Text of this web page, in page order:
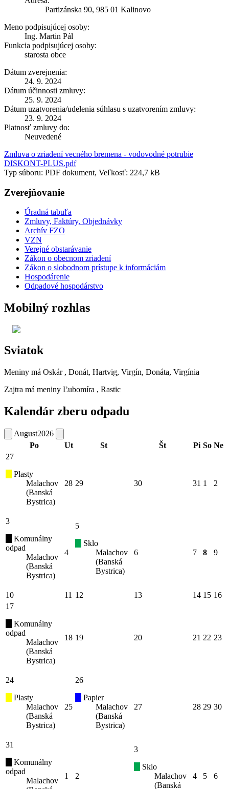
Partizánska 90, 985 01 Kalinovo
Meno podpisujúcej osoby:
Ing. Martin Pál
Funkcia podpisujúcej osoby:
starosta obce
Dátum zverejnenia:
24. 9. 2024
Dátum účinnosti zmluvy:
25. 9. 2024
Dátum uzatvorenia/udelenia súhlasu s uzatvorením zmluvy:
23. 9. 2024
Platnosť zmluvy do:
Neuvedené
Zmluva o zriadení vecného bremena - vodovodné potrubie
DISKONT-PLUS.pdf
Typ súboru: PDF dokument, Veľkosť: 224,7 kB
Zverejňovanie
Úradná tabuľa
Zmluvy, Faktúry, Objednávky
Archív FZO
VZN
Verejné obstarávanie
Zákon o obecnom zriadení
Zákon o slobodnom prístupe k informáciám
Hospodárenie
Odpadové hospodárstvo
Mobilný rozhlas
Sviatok
Meniny má Oskár , Donát, Hartvig, Virgín, Donáta, Virgínia
Zajtra má meniny Ľubomíra , Rastic
Kalendár zberu odpadu
August2026
Po
Ut St Št Pi So Ne
27
Plasty
Malachov
(Banská
Bystrica)
28 29 30 31 1 2
3
Komunálny
odpad
Malachov
(Banská
Bystrica)
4
5
Sklo
Malachov
(Banská
Bystrica)
6 7 8 9
10 11 12 13 14 15 16
17
Komunálny
odpad
Malachov
(Banská
Bystrica)
18 19 20 21 22 23
24
Plasty
Malachov
(Banská
Bystrica)
25
26
Papier
Malachov
(Banská
Bystrica)
27 28 29 30
31
Komunálny
odpad
Malachov
1 2
3
Sklo
Malachov
(Banská
4 5 6